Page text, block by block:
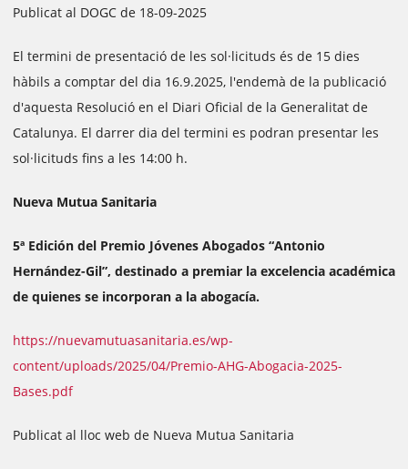
Publicat al DOGC de 18-09-2025
El termini de presentació de les sol·licituds és de 15 dies
hàbils a comptar del dia 16.9.2025, l'endemà de la publicació
d'aquesta Resolució en el Diari Oficial de la Generalitat de
Catalunya. El darrer dia del termini es podran presentar les
sol·licituds fins a les 14:00 h.
Nueva Mutua Sanitaria
5ª Edición del Premio Jóvenes Abogados “Antonio
Hernández-Gil”, destinado a premiar la excelencia académica
de quienes se incorporan a la abogacía.
https://nuevamutuasanitaria.es/wp-
content/uploads/2025/04/Premio-AHG-Abogacia-2025-
Bases.pdf
Publicat al lloc web de Nueva Mutua Sanitaria